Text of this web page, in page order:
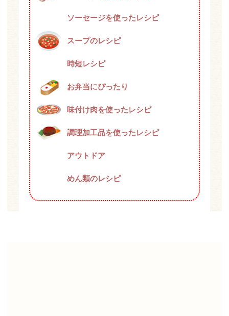
ソーセージを使ったレシピ
スープのレシピ
時短レシピ
お弁当にぴったり
味付け肉を使ったレシピ
調理加工品を使ったレシピ
アウトドア
めん類のレシピ